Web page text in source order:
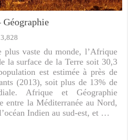
3,828
plus vaste du monde, l’Afrique
la surface de la Terre soit 30,3
est estimée à près de
(2013), soit plus de 13% de
Afrique et Géographie
entre la Méditerranée au Nord,
Indien au sud-est, et …